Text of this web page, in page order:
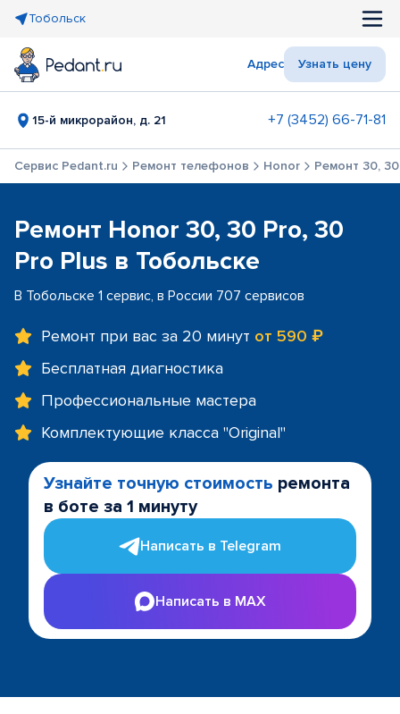
Тобольск
Адрес Узнать цену
15-й микрорайон, д. 21 +7 (3452) 66-71-81
Сервис Pedant.ru Ремонт телефонов Honor Ремонт 30,
Ремонт Honor 30, 30 Pro, 30
Pro Plus в Тобольске
В Тобольске 1 сервис, в России 707 сервисов
Ремонт при вас за 20 минут от 590 ₽
Бесплатная диагностика
Профессиональные мастера
Комплектующие класса "Original"
Узнайте точную стоимость ремонта
в боте за 1 минуту
Написать в Telegram
Написать в MAX